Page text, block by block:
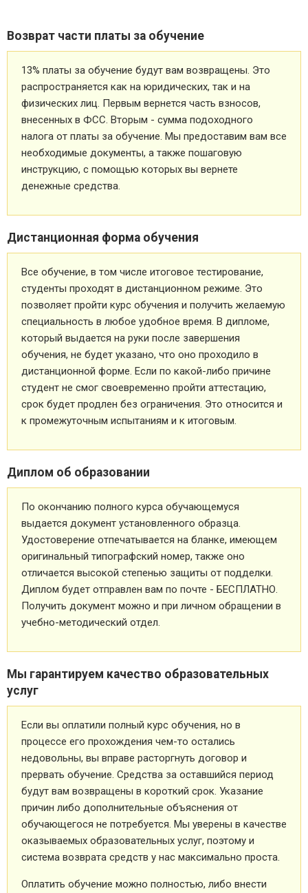
Возврат части платы за обучение
13% платы за обучение будут вам возвращены. Это
распространяется как на юридических, так и на
физических лиц. Первым вернется часть взносов,
внесенных в ФСС. Вторым - сумма подоходного
налога от платы за обучение. Мы предоставим вам все
необходимые документы, а также пошаговую
инструкцию, с помощью которых вы вернете
денежные средства.
Дистанционная форма обучения
Все обучение, в том числе итоговое тестирование,
студенты проходят в дистанционном режиме. Это
позволяет пройти курс обучения и получить желаемую
специальность в любое удобное время. В дипломе,
который выдается на руки после завершения
обучения, не будет указано, что оно проходило в
дистанционной форме. Если по какой-либо причине
студент не смог своевременно пройти аттестацию,
срок будет продлен без ограничения. Это относится и
к промежуточным испытаниям и к итоговым.
Диплом об образовании
По окончанию полного курса обучающемуся
выдается документ установленного образца.
Удостоверение отпечатывается на бланке, имеющем
оригинальный типографский номер, также оно
отличается высокой степенью защиты от подделки.
Диплом будет отправлен вам по почте - БЕСПЛАТНО.
Получить документ можно и при личном обращении в
учебно-методический отдел.
Мы гарантируем качество образовательных
услуг
Если вы оплатили полный курс обучения, но в
процессе его прохождения чем-то остались
недовольны, вы вправе расторгнуть договор и
прервать обучение. Средства за оставшийся период
будут вам возвращены в короткий срок. Указание
причин либо дополнительные объяснения от
обучающегося не потребуется. Мы уверены в качестве
оказываемых образовательных услуг, поэтому и
система возврата средств у нас максимально проста.
Оплатить обучение можно полностью, либо внести